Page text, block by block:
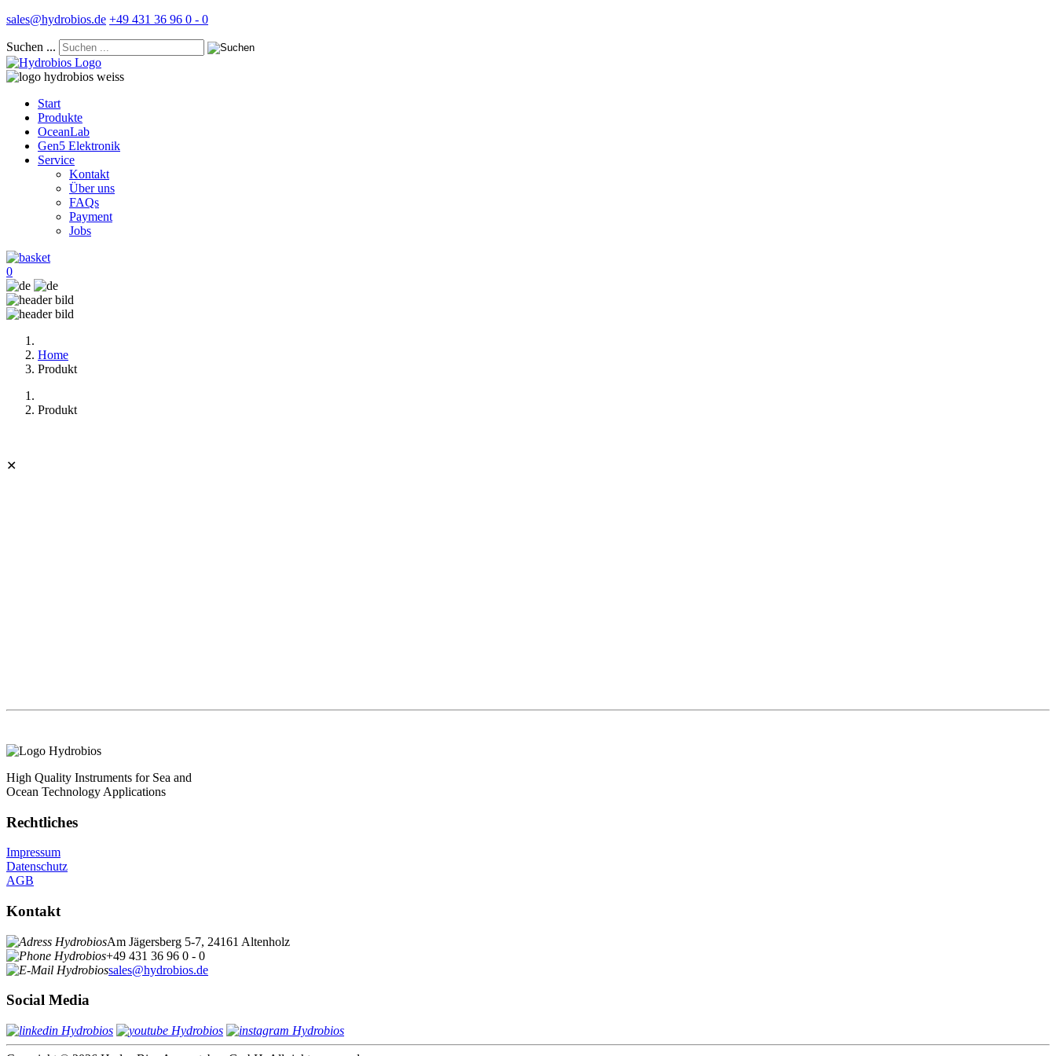
sales@hydrobios.de +49 431 36 96 0 - 0
Suchen ...
Start
Produkte
OceanLab
Gen5 Elektronik
Service
Kontakt
Über uns
FAQs
Payment
Jobs
0
Home
Produkt
Produkt
✕
High Quality Instruments for Sea and
Ocean Technology Applications
Rechtliches
Impressum
Datenschutz
AGB
Kontakt
Am Jägersberg 5-7, 24161 Altenholz
+49 431 36 96 0 - 0
sales@hydrobios.de
Social Media